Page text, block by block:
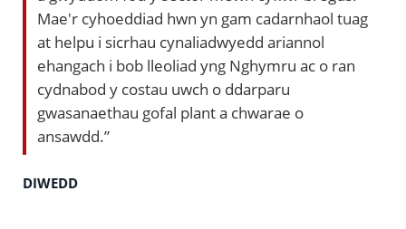
Mae'r cyhoeddiad hwn yn gam cadarnhaol tuag
at helpu i sicrhau cynaliadwyedd ariannol
ehangach i bob lleoliad yng Nghymru ac o ran
cydnabod y costau uwch o ddarparu
gwasanaethau gofal plant a chwarae o
ansawdd.”
DIWEDD